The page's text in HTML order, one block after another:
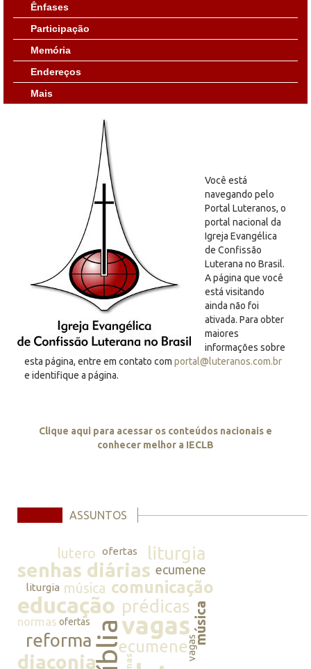
Ênfases
Participação
Memória
Endereços
Mais
Você está
navegando pelo
Portal Luteranos, o
portal nacional da
Igreja Evangélica
de Confissão
Luterana no Brasil.
A página que você
está visitando
ainda não foi
ativada. Para obter
maiores
informações sobre
esta página, entre em contato com portal@luteranos.com.br
e identifique a página.
Clique aqui para acessar os conteúdos nacionais e
conhecer melhor a IECLB
ASSUNTOS
lutero ofertas liturgia
senhas diárias ecumene
liturgia música comunicação
educação prédicasmúsica
normas ofertasbíbliavagas
reforma
diaconia
ecumenevagas